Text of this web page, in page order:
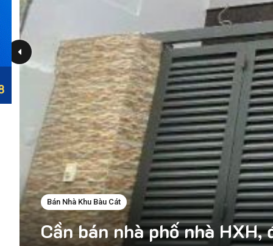
Bán Nhà Khu Bàu Cát
Cần bán nhà phố nhà